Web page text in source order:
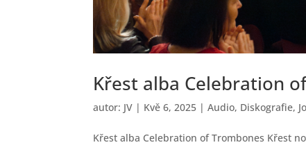
Křest alba Celebration
autor: JV | Kvě 6, 2025 |Audio, Diskografie,
Křest alba Celebration of Trombones Křest